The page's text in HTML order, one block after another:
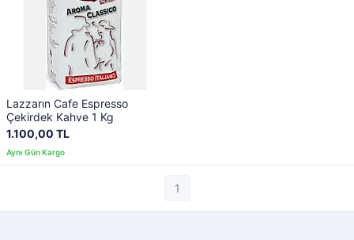
Lazzarın Cafe Espresso
Çekirdek Kahve 1 Kg
1.100,00 TL
1